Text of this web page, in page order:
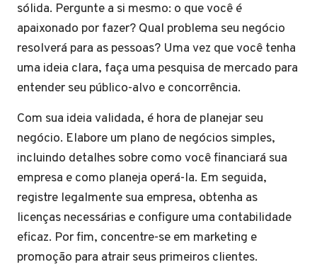
sólida. Pergunte a si mesmo: o que você é
apaixonado por fazer? Qual problema seu negócio
resolverá para as pessoas? Uma vez que você tenha
uma ideia clara, faça uma pesquisa de mercado para
entender seu público-alvo e concorrência.
Com sua ideia validada, é hora de planejar seu
negócio. Elabore um plano de negócios simples,
incluindo detalhes sobre como você financiará sua
empresa e como planeja operá-la. Em seguida,
registre legalmente sua empresa, obtenha as
licenças necessárias e configure uma contabilidade
eficaz. Por fim, concentre-se em marketing e
promoção para atrair seus primeiros clientes.